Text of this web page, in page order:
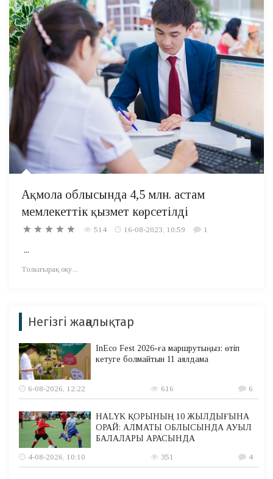
Ақмола облысында 4,5 млн. астам
мемлекеттік қызмет көрсетілді
514 16-08-2023, 10:59 1
...
Толығырақ оқу...
Негізгі жаңалықтар
InEco Fest 2026-ға маршрутыңыз: өтіп
кетуге болмайтын 11 аялдама
6-08-2026, 12:22 616 6
HALYK ҚОРЫНЫҢ 10 ЖЫЛДЫҒЫНА
ОРАЙ: АЛМАТЫ ОБЛЫСЫНДА АУЫЛ
БАЛАЛАРЫ АРАСЫНДА
4-08-2026, 10:10
351 4